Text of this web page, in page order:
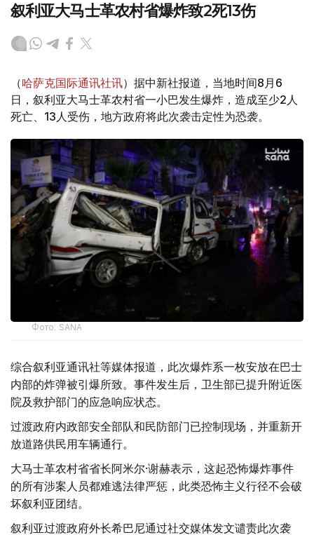
叙利亚大马士革农村省爆炸致2死13伤
（哈萨克国际通讯社讯）据中新社报道，当地时间8月6
日，叙利亚大马士革农村省一小巴发生爆炸，造成至少2人
死亡、13人受伤，地方政府将此次袭击定性为恐袭。
Фото: SANA
综合叙利亚通讯社等媒体报道，此次爆炸系一枚安放在巴士
内部的炸弹被引爆所致。事件发生后，卫生部已提升附近医
院及救护部门的应急响应状态。
过渡政府内政部安全部队和民防部门已控制现场，并重新开
放道路供民用车辆通行。
大马士革农村省省长阿米尔·谢赫表示，这起恐怖爆炸事件
的所有涉案人员都难逃法律严惩，此类恐怖主义行径不会破
坏叙利亚团结。
叙利亚过渡政府外长希巴尼通过社交媒体发文谴责此次袭